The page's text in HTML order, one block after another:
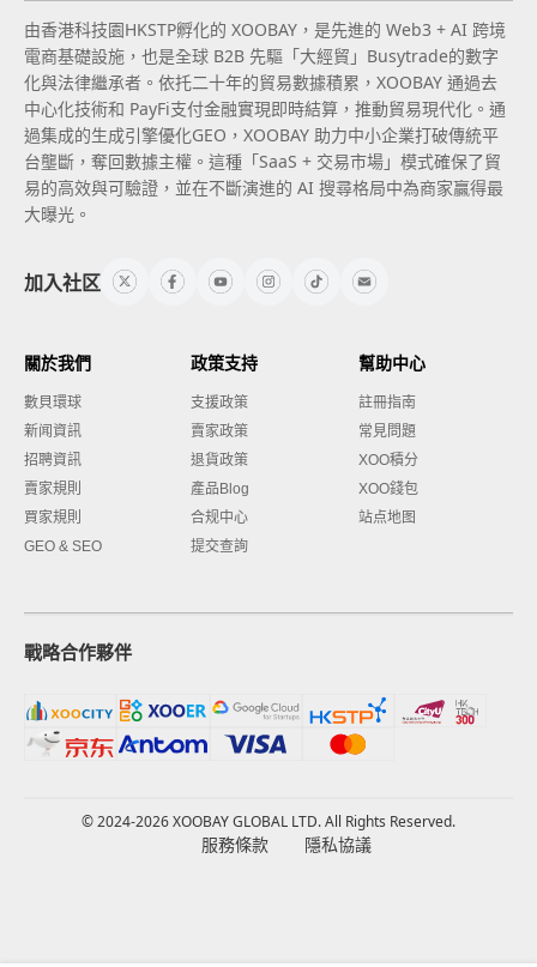
由香港科技園HKSTP孵化的 XOOBAY，是先進的 Web3 + AI 跨境
電商基礎設施，也是全球 B2B 先驅「大經貿」Busytrade的數字
化與法律繼承者。依托二十年的貿易數據積累，XOOBAY 通過去
中心化技術和 PayFi支付金融實現即時結算，推動貿易現代化。通
過集成的生成引擎優化GEO，XOOBAY 助力中小企業打破傳統平
台壟斷，奪回數據主權。這種「SaaS + 交易市場」模式確保了貿
易的高效與可驗證，並在不斷演進的 AI 搜尋格局中為商家贏得最
大曝光。
加入社区
關於我們
數貝環球
新闻資訊
招聘資訊
賣家規則
買家規則
GEO & SEO
政策支持
支援政策
賣家政策
退貨政策
產品Blog
合规中心
提交查詢
幫助中心
註冊指南
常見問題
XOO積分
XOO錢包
站点地图
戰略合作夥伴
© 2024-2026 XOOBAY GLOBAL LTD. All Rights Reserved.
服務條款 隱私協議